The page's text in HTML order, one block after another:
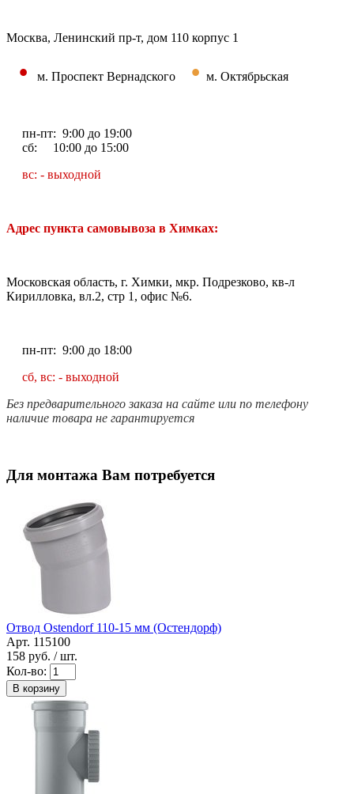
Москва, Ленинский пр-т, дом 110 корпус 1
• м. Проспект Вернадского • м. Октябрьская
пн-пт: 9:00 до 19:00
сб: 10:00 до 15:00
вс: - выходной
Адрес пункта самовывоза в Химках:
Московская область, г. Химки, мкр. Подрезково, кв-л
Кирилловка, вл.2, стр 1, офис №6.
пн-пт: 9:00 до 18:00
сб, вс: - выходной
Без предварительного заказа на сайте или по телефону
наличие товара не гарантируется
Для монтажа Вам потребуется
Отвод Ostendorf 110-15 мм (Остендорф)
Арт. 115100
158 руб. / шт.
Кол-во:
В корзину